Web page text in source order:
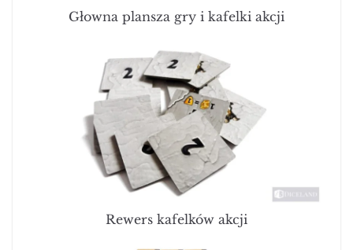
Głowna plansza gry i kafelki akcji
Rewers kafelków akcji